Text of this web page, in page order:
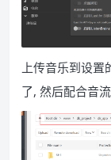
上传音乐到设
了, 然后配合音